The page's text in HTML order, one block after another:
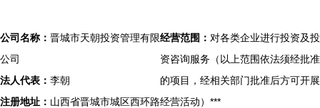
公司名称： 晋城市天朝投资管理有限
公司
法人代表： 李朝
注册地址： 山西省晋城市城区西环路
经营范围： 对各类企业进行投资及投
资咨询服务（以上范围依法须经批准
的项目，经相关部门批准后方可开展
经营活动）***